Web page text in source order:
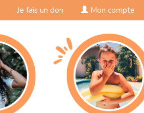
Je fais un don Mon compte